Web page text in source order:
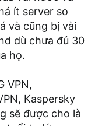
ít server so
và cũng bị vài
dù chưa đủ 30
họ.
VPN,
Kaspersky
sẽ được cho là